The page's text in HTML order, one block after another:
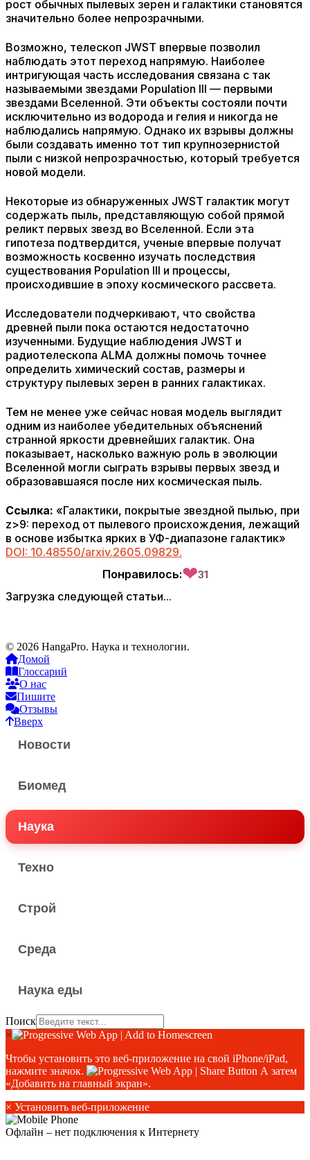
рост обычных пылевых зерен и галактики становятся
значительно более непрозрачными.
Возможно, телескоп JWST впервые позволил
наблюдать этот переход напрямую. Наиболее
интригующая часть исследования связана с так
называемыми звездами Population III — первыми
звездами Вселенной. Эти объекты состояли почти
исключительно из водорода и гелия и никогда не
наблюдались напрямую. Однако их взрывы должны
были создавать именно тот тип крупнозернистой
пыли с низкой непрозрачностью, который требуется
новой модели.
Некоторые из обнаруженных JWST галактик могут
содержать пыль, представляющую собой прямой
реликт первых звезд во Вселенной. Если эта
гипотеза подтвердится, ученые впервые получат
возможность косвенно изучать последствия
существования Population III и процессы,
происходившие в эпоху космического рассвета.
Исследователи подчеркивают, что свойства
древней пыли пока остаются недостаточно
изученными. Будущие наблюдения JWST и
радиотелескопа ALMA должны помочь точнее
определить химический состав, размеры и
структуру пылевых зерен в ранних галактиках.
Тем не менее уже сейчас новая модель выглядит
одним из наиболее убедительных объяснений
странной яркости древнейших галактик. Она
показывает, насколько важную роль в эволюции
Вселенной могли сыграть взрывы первых звезд и
образовавшаяся после них космическая пыль.
Ссылка: «Галактики, покрытые звездной пылью, при
z>9: переход от пылевого происхождения, лежащий
в основе избытка ярких в УФ-диапазоне галактик»
DOI: 10.48550/arxiv.2605.09829.
Понравилось:❤31
Загрузка следующей статьи...
© 2026 HangaPro. Наука и технологии.
Домой
Глоссарий
О нас
Пишите
Отзывы
Вверх
Новости
Биомед
Наука
Техно
Строй
Среда
Наука еды
Поиск
×
Чтобы установить это веб-приложение на свой iPhone/iPad,
нажмите значок.
А затем
«Добавить на главный экран».
× Установить веб-приложение
Офлайн – нет подключения к Интернету